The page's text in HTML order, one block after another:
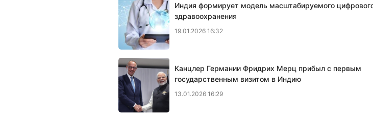
Индия формирует модель масштабируемого
здравоохранения
19.01.2026 16:32
Канцлер Германии Фридрих Мерц прибыл с первым
государственным визитом в Индию
13.01.2026 16:29